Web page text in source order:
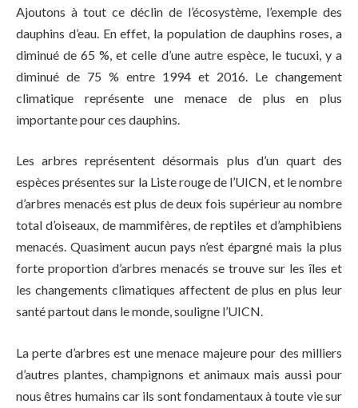
Ajoutons à tout ce déclin de l’écosystème, l’exemple des
dauphins d’eau. En effet, la population de dauphins roses, a
diminué de 65 %, et celle d’une autre espèce, le tucuxi, y a
diminué de 75 % entre 1994 et 2016. Le changement
climatique représente une menace de plus en plus
importante pour ces dauphins.
Les arbres représentent désormais plus d’un quart des
espèces présentes sur la Liste rouge de l’UICN, et le nombre
d’arbres menacés est plus de deux fois supérieur au nombre
total d’oiseaux, de mammifères, de reptiles et d’amphibiens
menacés. Quasiment aucun pays n’est épargné mais la plus
forte proportion d’arbres menacés se trouve sur les îles et
les changements climatiques affectent de plus en plus leur
santé partout dans le monde, souligne l’UICN.
La perte d’arbres est une menace majeure pour des milliers
d’autres plantes, champignons et animaux mais aussi pour
nous êtres humains car ils sont fondamentaux à toute vie sur